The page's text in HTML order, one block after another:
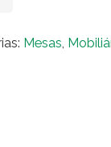
Mesas